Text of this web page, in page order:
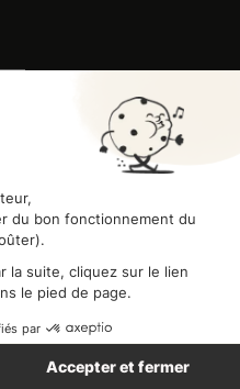
CGVMentions légales